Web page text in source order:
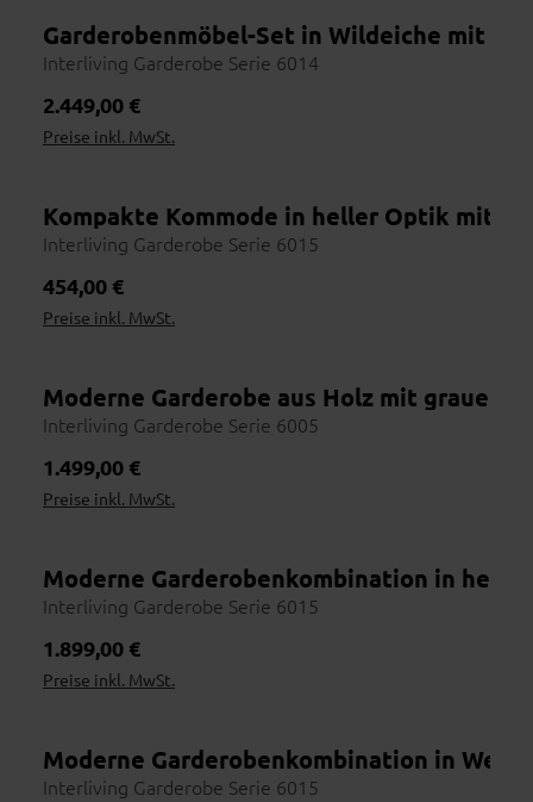
Erfahrung.
1 Online entdecken
2 Händler finden
Nutze die Händlersuche
3 Stoffe & Farben prüfen
Beraten lassen
5 Bestellen
Bequem im Haus abschließen
Online erhältlich
Garderobenmöbel-Set in Wildeiche mit
Interliving Garderobe Serie 6014
Regulärer Preis:
2.449,00 €
Preise inkl. MwSt.
Kompakte Kommode in heller Optik mit
Interliving Garderobe Serie 6015
Regulärer Preis:
454,00 €
Preise inkl. MwSt.
Moderne Garderobe aus Holz mit grauen
Interliving Garderobe Serie 6005
Regulärer Preis:
1.499,00 €
Preise inkl. MwSt.
Moderne Garderobenkombination in
Interliving Garderobe Serie 6015
Regulärer Preis:
1.899,00 €
Preise inkl. MwSt.
Moderne Garderobenkombination in
Interliving Garderobe Serie 6015